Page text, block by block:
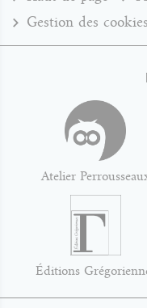
Gestion des cookies
Atelier
Éditions